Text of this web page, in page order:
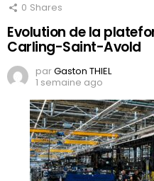
0 Shares
Evolution de la
Carling-Saint-Avold
parGaston THIEL
1 semaine ago